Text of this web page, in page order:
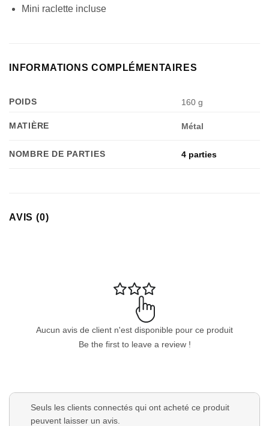
Mini raclette incluse
INFORMATIONS COMPLÉMENTAIRES
POIDS 160 g
MATIÈRE Métal
NOMBRE DE PARTIES 4 parties
AVIS (0)
Aucun avis de client n'est disponible pour ce produit
Be the first to leave a review !
Seuls les clients connectés qui ont acheté ce produit
peuvent laisser un avis.